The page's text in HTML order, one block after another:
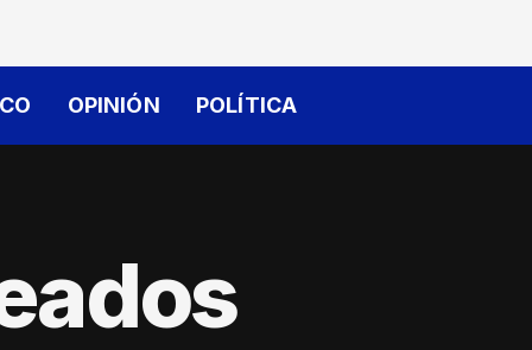
OPINIÓN POLÍTICA